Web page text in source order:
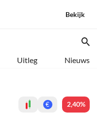
Bekijk
Uitleg Nieuws
€ 2,40%